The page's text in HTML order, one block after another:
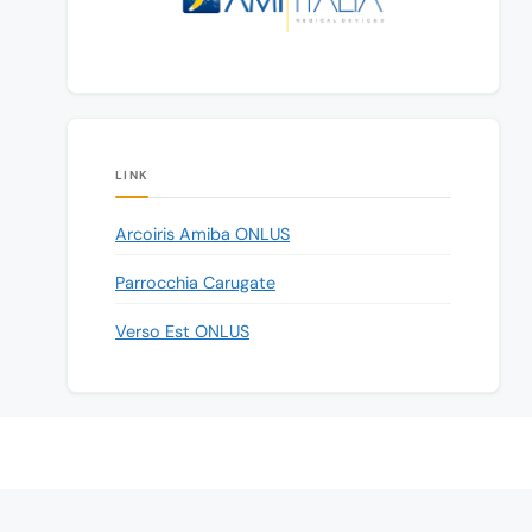
LINK
Arcoiris Amiba ONLUS
Parrocchia Carugate
Verso Est ONLUS